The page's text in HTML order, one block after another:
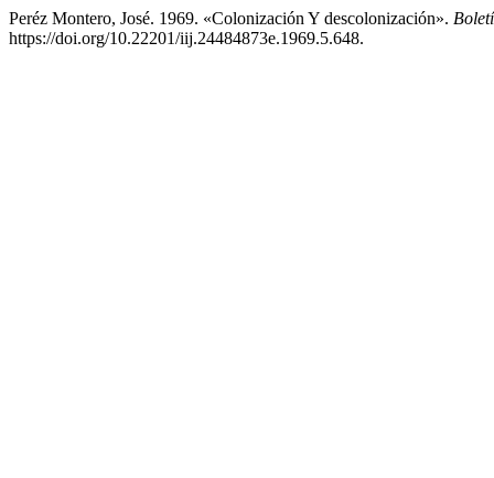
Peréz Montero, José. 1969. «Colonización Y descolonización».
https://doi.org/10.22201/iij.24484873e.1969.5.648.